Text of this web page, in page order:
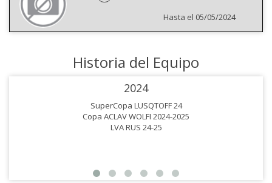
Hasta el 05/05/2024
Historia del Equipo
2024
SuperCopa LUSQTOFF 24
Copa ACLAV WOLFI 2024-2025
LVA RUS 24-25